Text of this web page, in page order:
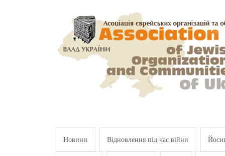
Новини Відновлення під час війни